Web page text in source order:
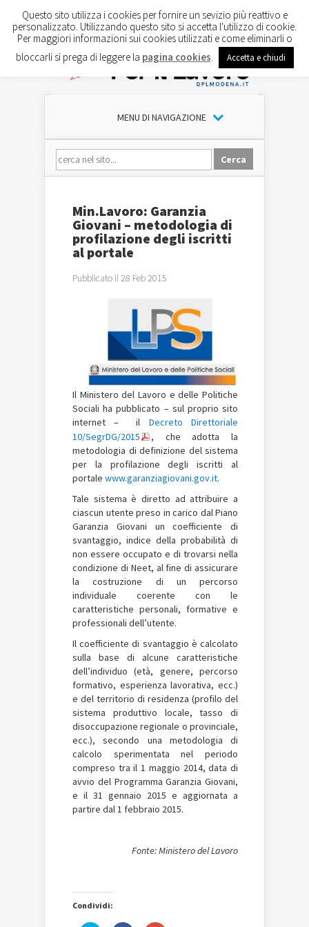
MENU DI NAVIGAZIONE
Min.Lavoro: Garanzia
Giovani – metodologia di
profilazione degli iscritti
al portale
Pubblicato il 28 Feb 2015
Il Ministero del Lavoro e delle Politiche
Sociali ha pubblicato – sul proprio sito
internet – il Decreto Direttoriale
10/SegrDG/2015
, che adotta la
metodologia di definizione del sistema
per la profilazione degli iscritti al
portale www.garanziagiovani.gov.it.
Tale sistema è diretto ad attribuire a
ciascun utente preso in carico dal Piano
Garanzia Giovani un coefficiente di
svantaggio, indice della probabilità di
non essere occupato e di trovarsi nella
condizione di Neet, al fine di assicurare
la costruzione di un percorso
individuale coerente con le
caratteristiche personali, formative e
professionali dell’utente.
Il coefficiente di svantaggio è calcolato
sulla base di alcune caratteristiche
dell’individuo (età, genere, percorso
formativo, esperienza lavorativa, ecc.)
e del territorio di residenza (profilo del
sistema produttivo locale, tasso di
disoccupazione regionale o provinciale,
ecc.), secondo una metodologia di
calcolo sperimentata nel periodo
compreso tra il 1 maggio 2014, data di
avvio del Programma Garanzia Giovani,
e il 31 gennaio 2015 e aggiornata a
partire dal 1 febbraio 2015.
Fonte: Ministero del Lavoro
Condividi:
Questo sito utilizza i cookies per fornire un sevizio più reattivo e
personalizzato. Utilizzando questo sito si accetta l'utilizzo di cookie.
Per maggiori informazioni sui cookies utilizzati e come eliminarli o
bloccarli si prega di leggere la pagina cookies Accetta e chiudi